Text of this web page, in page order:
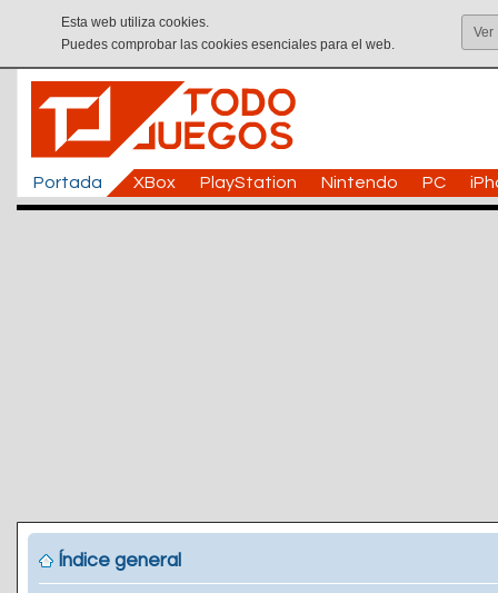
Esta web utiliza cookies.
Puedes comprobar las cookies esenciales para el web.
Ver
Portada XBox PlayStation Nintendo PC
Índice general